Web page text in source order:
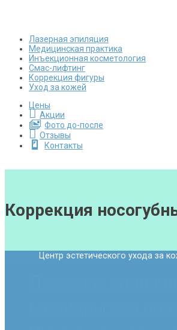
Лазерная эпиляция
Медицинская практика
Инъекционная косметология
Смас-лифтинг
Коррекция фигуры
Уход за кожей
Цены
Акции
Фото до-после
Отзывы
Контакты
Коррекция
Центр эстетического ухода за